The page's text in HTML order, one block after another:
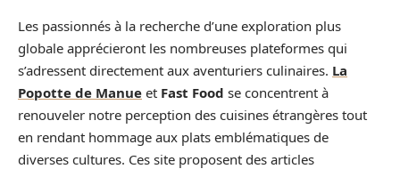
Les passionnés à la recherche d’une exploration plus
globale apprécieront les nombreuses plateformes qui
s’adressent directement aux aventuriers culinaires. La
Popotte de Manue et Fast Food se concentrent à
renouveler notre perception des cuisines étrangères tout
en rendant hommage aux plats emblématiques de
diverses cultures. Ces site proposent des articles